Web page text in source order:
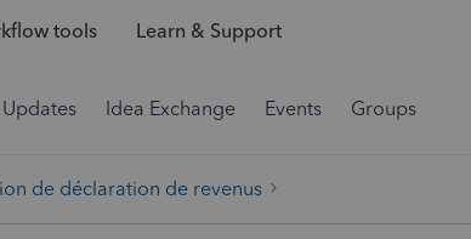
tools Learn & Support
Idea Exchange Events Groups
de déclaration de revenus